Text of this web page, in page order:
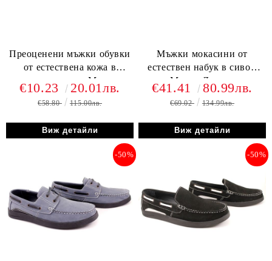
Преоценени мъжки обувки
от естествена кожа в
тъмно синьо - Модел
Александър
€10.23 20.01лв.
€58.80 115.00лв.
Виж детайли
Мъжки мокасини от
естествен набук в сиво -
Модел Дариус
€41.41 80.99лв.
€69.02 134.99лв.
Виж детайли
-50% -50%